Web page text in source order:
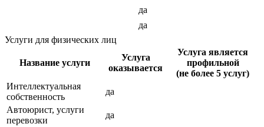
да
да
Услуги для физических лиц
Название услуги
Услуга
оказывается
Услуга является
профильной
(не более 5 услуг)
Интеллектуальная
собственность
да
Автоюрист, услуги
перевозки
да